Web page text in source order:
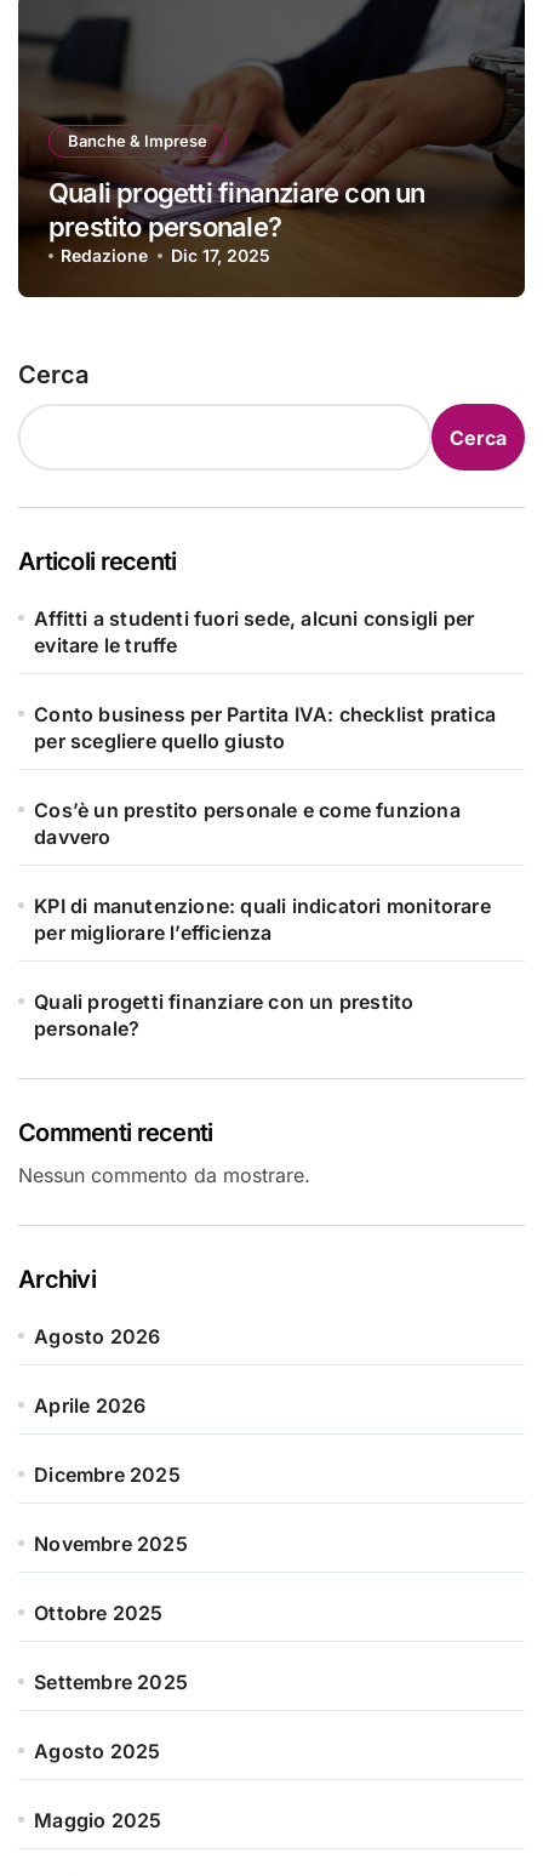
Banche & Imprese
Quali progetti finanziare con un
prestito personale?
Redazione Dic 17, 2025
Cerca
Cerca
Articoli recenti
Affitti a studenti fuori sede, alcuni consigli per
evitare le truffe
Conto business per Partita IVA: checklist pratica
per scegliere quello giusto
Cos’è un prestito personale e come funziona
davvero
KPI di manutenzione: quali indicatori monitorare
per migliorare l’efficienza
Quali progetti finanziare con un prestito
personale?
Commenti recenti
Nessun commento da mostrare.
Archivi
Agosto 2026
Aprile 2026
Dicembre 2025
Novembre 2025
Ottobre 2025
Settembre 2025
Agosto 2025
Maggio 2025